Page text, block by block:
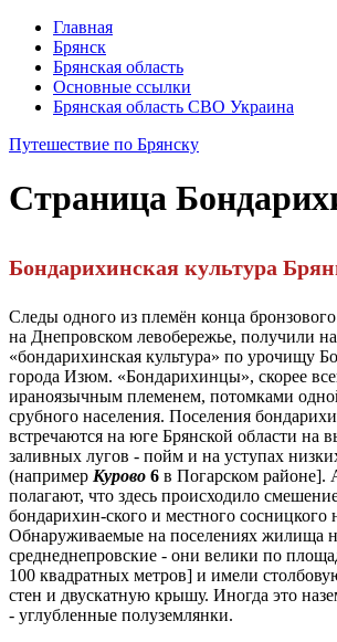
Главная
Брянск
Брянская область
Основные ссылки
Брянская область СВО Украина
Путешествие по Брянску
Страница
Бондарихинская культура
Следы одного из племён конца
на Днепровском левобережье, получили
«бондарихинская культура» по урочищу
города Изюм. «Бондарихинцы», скорее
ираноязычным племенем, потом­ками
срубного населения. Поселения
встречаются на юге Брянской области на
заливных лугов - пойм и на уступах
(на­пример Курово6в Погарском районе].
полагают, что здесь происхо­дило
бондарихин-ского и местного сосницкого
Обнаруживаемые на поселениях жилища
среднеднепровские - они велики по
100 квадратных метров] и имели
стен и двускатную крышу. Иногда это
- углу­бленные полуземлянки.